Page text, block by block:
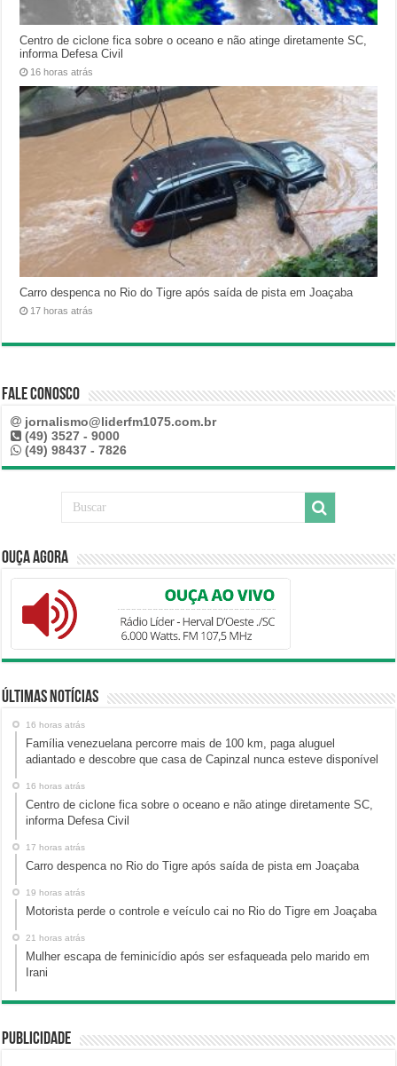
Centro de ciclone fica sobre o oceano e não atinge diretamente SC,
informa Defesa Civil
16 horas atrás
Carro despenca no Rio do Tigre após saída de pista em Joaçaba
17 horas atrás
Fale Conosco
jornalismo@liderfm1075.com.br
(49) 3527 - 9000
(49) 98437 - 7826
Ouça Agora
Últimas Notícias
16 horas atrás
Família venezuelana percorre mais de 100 km, paga aluguel
adiantado e descobre que casa de Capinzal nunca esteve disponível
16 horas atrás
Centro de ciclone fica sobre o oceano e não atinge diretamente SC,
informa Defesa Civil
17 horas atrás
Carro despenca no Rio do Tigre após saída de pista em Joaçaba
19 horas atrás
Motorista perde o controle e veículo cai no Rio do Tigre em Joaçaba
21 horas atrás
Mulher escapa de feminicídio após ser esfaqueada pelo marido em
Irani
Publicidade